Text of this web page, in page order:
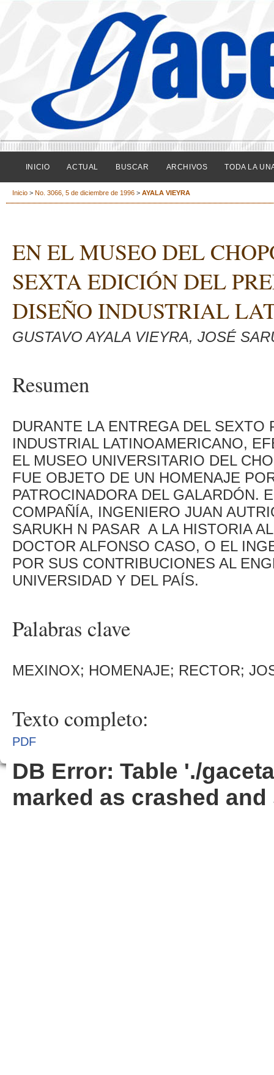
INICIO ACTUAL BUSCAR ARCHIVOS TODA LA
Inicio > No. 3066, 5 de diciembre de 1996 > AYALA VIEYRA
EN EL MUSEO DEL
SEXTA EDICIÓN DEL
DISEÑO INDUSTRIAL
GUSTAVO AYALA VIEYRA, JOSÉ
Resumen
DURANTE LA ENTREGA DEL
INDUSTRIAL LATINOAMERICANO,
EL MUSEO UNIVERSITARIO DEL
FUE OBJETO DE UN HOMENAJE
PATROCINADORA DEL GALARDÓN.
COMPAÑÍA, INGENIERO JUAN
SARUKH N PASAR A LA HISTORIA
DOCTOR ALFONSO CASO, O EL
POR SUS CONTRIBUCIONES AL
UNIVERSIDAD Y DEL PAÍS.
Palabras clave
MEXINOX; HOMENAJE; RECTOR;
Texto completo:
PDF
DB Error: Table './
marked as crashed